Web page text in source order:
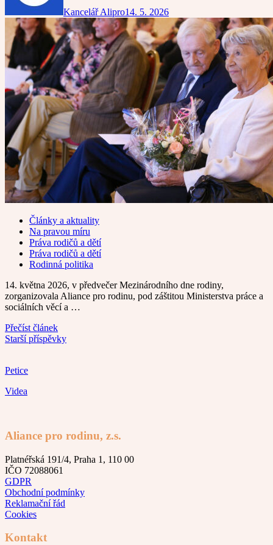
Kancelář Alipro14. 5. 2026
Články a aktuality
Na pravou míru
Práva rodičů a dětí
Práva rodičů a dětí
Rodinná politika
14. května 2026, v předvečer Mezinárodního dne rodiny,
zorganizovala Aliance pro rodinu, pod záštitou Ministerstva práce a
sociálních věcí a …
Přečíst článek
Navigace
příspěvky
Starší příspěvky
Petice
Videa
Aliance pro rodinu, z.s.
Platnéřská 191/4, Praha 1, 110 00
IČO 72088061
GDPR
Obchodní podmínky
Reklamační řád
Cookies
Kontakt